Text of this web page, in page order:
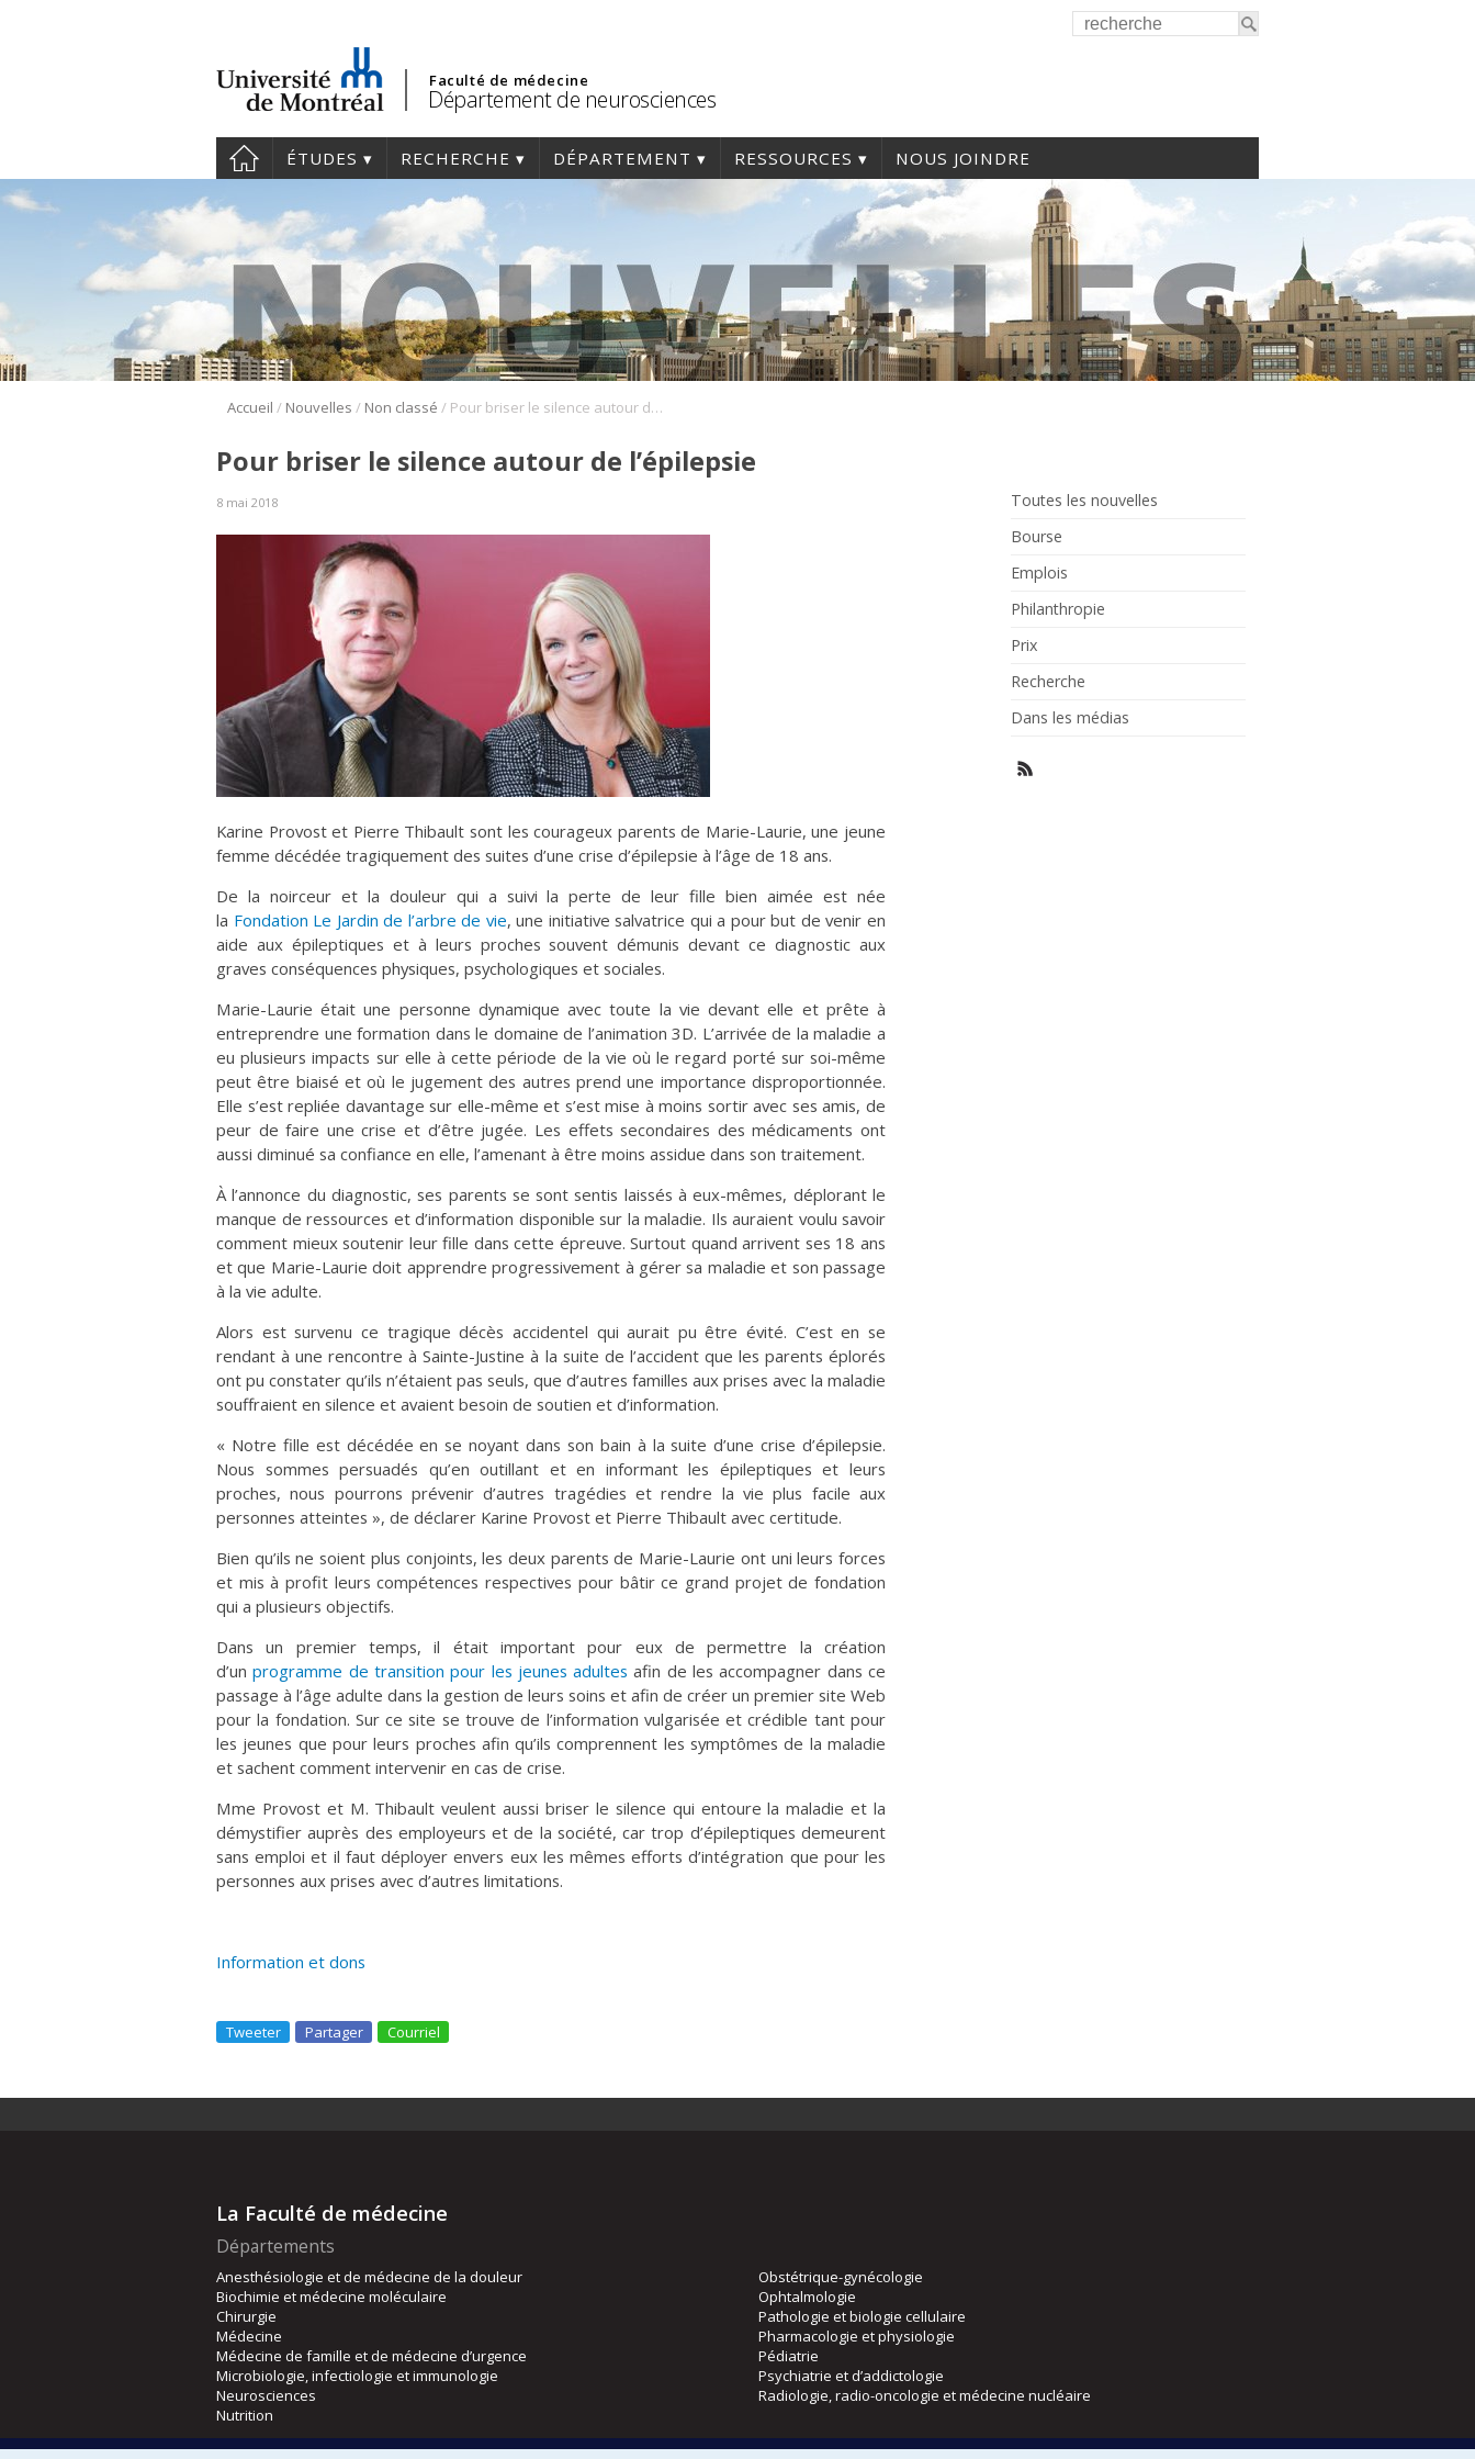
Faculté de médecine
Département de neurosciences
ÉTUDES RECHERCHE DÉPARTEMENT RESSOURCES NOUS JOINDRE
Accueil / Nouvelles / Non classé / Pour briser le silence autour de l’épilepsie
Toutes les nouvelles
Bourse
Emplois
Philanthropie
Prix
Recherche
Dans les médias
Pour briser le silence autour de l’épilepsie
8 mai 2018
Karine Provost et Pierre Thibault sont les courageux parents de Marie-Laurie, une jeune
femme décédée tragiquement des suites d’une crise d’épilepsie à l’âge de 18 ans.
De la noirceur et la douleur qui a suivi la perte de leur fille bien aimée est née
la Fondation Le Jardin de l’arbre de vie, une initiative salvatrice qui a pour but de venir en
aide aux épileptiques et à leurs proches souvent démunis devant ce diagnostic aux
graves conséquences physiques, psychologiques et sociales.
Marie-Laurie était une personne dynamique avec toute la vie devant elle et prête à
entreprendre une formation dans le domaine de l’animation 3D. L’arrivée de la maladie a
eu plusieurs impacts sur elle à cette période de la vie où le regard porté sur soi-même
peut être biaisé et où le jugement des autres prend une importance disproportionnée.
Elle s’est repliée davantage sur elle-même et s’est mise à moins sortir avec ses amis, de
peur de faire une crise et d’être jugée. Les effets secondaires des médicaments ont
aussi diminué sa confiance en elle, l’amenant à être moins assidue dans son traitement.
À l’annonce du diagnostic, ses parents se sont sentis laissés à eux-mêmes, déplorant le
manque de ressources et d’information disponible sur la maladie. Ils auraient voulu savoir
comment mieux soutenir leur fille dans cette épreuve. Surtout quand arrivent ses 18 ans
et que Marie-Laurie doit apprendre progressivement à gérer sa maladie et son passage
à la vie adulte.
Alors est survenu ce tragique décès accidentel qui aurait pu être évité. C’est en se
rendant à une rencontre à Sainte-Justine à la suite de l’accident que les parents éplorés
ont pu constater qu’ils n’étaient pas seuls, que d’autres familles aux prises avec la maladie
souffraient en silence et avaient besoin de soutien et d’information.
« Notre fille est décédée en se noyant dans son bain à la suite d’une crise d’épilepsie.
Nous sommes persuadés qu’en outillant et en informant les épileptiques et leurs
proches, nous pourrons prévenir d’autres tragédies et rendre la vie plus facile aux
personnes atteintes », de déclarer Karine Provost et Pierre Thibault avec certitude.
Bien qu’ils ne soient plus conjoints, les deux parents de Marie-Laurie ont uni leurs forces
et mis à profit leurs compétences respectives pour bâtir ce grand projet de fondation
qui a plusieurs objectifs.
Dans un premier temps, il était important pour eux de permettre la création
d’unprogramme de transition pour les jeunes adultes afin de les accompagner dans ce
passage à l’âge adulte dans la gestion de leurs soins et afin de créer un premier site Web
pour la fondation. Sur ce site se trouve de l’information vulgarisée et crédible tant pour
les jeunes que pour leurs proches afin qu’ils comprennent les symptômes de la maladie
et sachent comment intervenir en cas de crise.
Mme Provost et M. Thibault veulent aussi briser le silence qui entoure la maladie et la
démystifier auprès des employeurs et de la société, car trop d’épileptiques demeurent
sans emploi et il faut déployer envers eux les mêmes efforts d’intégration que pour les
personnes aux prises avec d’autres limitations.
Information et dons
Tweeter Partager Courriel
La Faculté de médecine
Départements
Anesthésiologie et de médecine de la douleur
Biochimie et médecine moléculaire
Chirurgie
Médecine
Médecine de famille et de médecine d’urgence
Microbiologie, infectiologie et immunologie
Neurosciences
Nutrition
Obstétrique-gynécologie
Ophtalmologie
Pathologie et biologie cellulaire
Pharmacologie et physiologie
Pédiatrie
Psychiatrie et d’addictologie
Radiologie, radio-oncologie et médecine nucléaire